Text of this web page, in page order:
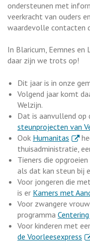
ondersteunen met
veerkracht van ouders
waardevolle contacten
In Blaricum, Eemnes en
daar zijn we trots op!
Dit jaar is in onze
Volgend jaar komt
Welzijn.
Dat is aanvullend op
steunprojecten van
Ook Humanitas .
thuisadministratie,
Tieners die
als dat kan steun bij
Voor jongeren die
is er Kamers met
Voor zwangere
programma
Voor kinderen met
de Voorleesexpress .